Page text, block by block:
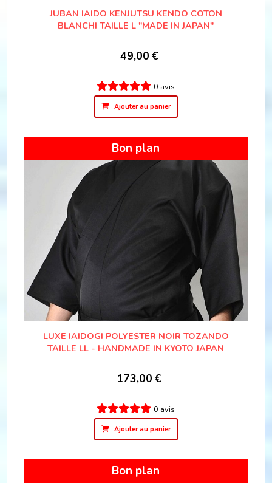
JUBAN IAIDO KENJUTSU KENDO COTON
BLANCHI TAILLE L "MADE IN JAPAN"
49,00 €
0 avis
Ajouter au panier
Bon plan
LUXE IAIDOGI POLYESTER NOIR TOZANDO
TAILLE LL - HANDMADE IN KYOTO JAPAN
173,00 €
0 avis
Ajouter au panier
Bon plan